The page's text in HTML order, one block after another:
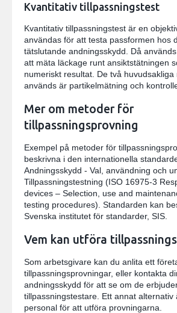
Kvantitativ tillpassningstest
Kvantitativ tillpassningstest är en
användas för att testa passformen hos
tätslutande andningsskydd. Då
att mäta läckage runt ansiktstätningen
numeriskt resultat. De två huvudsakliga
används är partikelmätning och
Mer om metoder för
tillpassningsprovning
Exempel på metoder för
beskrivna i den internationella
Andningsskydd - Val, användning och
Tillpassningstestning (ISO 16975-3
devices – Selection, use and
testing procedures). Standarden kan
Svenska institutet för standarder, SIS.
Vem kan utföra
Som arbetsgivare kan du anlita ett
tillpassningsprovningar, eller kontakta
andningsskydd för att se om de
tillpassningstestare. Ett annat alternativ
personal för att utföra provningarna.